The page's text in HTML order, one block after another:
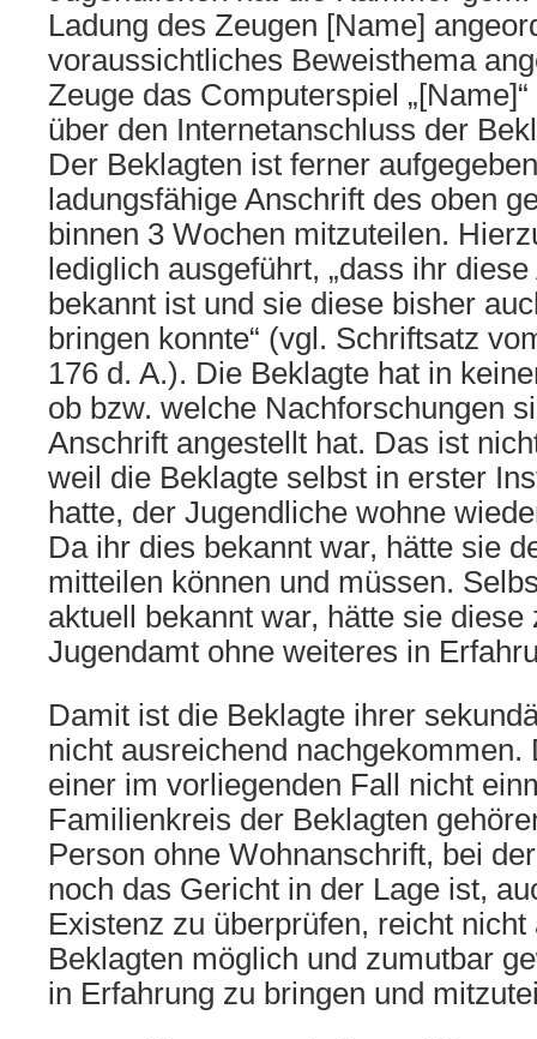
Ladung des Zeugen [Name]
voraussichtliches Beweisthema
Zeuge das Computerspiel
über den Internetanschluss der
Der Beklagten ist ferner
ladungsfähige Anschrift des oben
binnen 3 Wochen mitzuteilen.
lediglich ausgeführt, „dass ihr
bekannt ist und sie diese bisher
bringen konnte“ (vgl. Schriftsatz
176 d. A.). Die Beklagte hat in
ob bzw. welche Nachforschungen
Anschrift angestellt hat. Das ist
weil die Beklagte selbst in erster
hatte, der Jugendliche wohne
Da ihr dies bekannt war, hätte sie
mitteilen können und müssen.
aktuell bekannt war, hätte sie
Jugendamt ohne weiteres in
Damit ist die Beklagte ihrer
nicht ausreichend nachgekommen.
einer im vorliegenden Fall nicht
Familienkreis der Beklagten
Person ohne Wohnanschrift, bei
noch das Gericht in der Lage ist,
Existenz zu überprüfen, reicht
Beklagten möglich und zumutbar
in Erfahrung zu bringen und